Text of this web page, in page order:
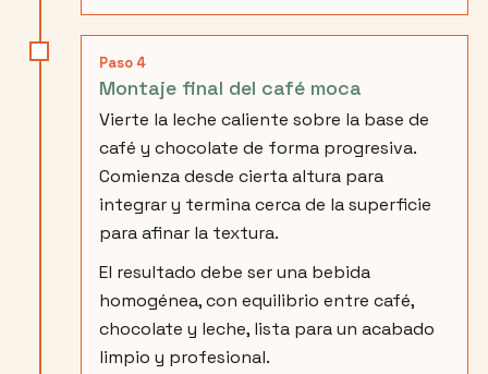
Paso 4
Montaje final del café moca
Vierte la leche caliente sobre la base de
café y chocolate de forma progresiva.
Comienza desde cierta altura para
integrar y termina cerca de la superficie
para afinar la textura.
El resultado debe ser una bebida
homogénea, con equilibrio entre café,
chocolate y leche, lista para un acabado
limpio y profesional.